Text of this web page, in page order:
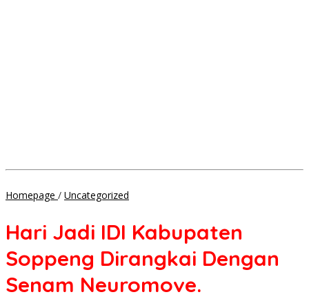
Homepage / Uncategorized
Kabupaten
Dirangkai
Dengan
Senam
Hari Jadi IDI Kabupaten
Soppeng Dirangkai Dengan
Senam Neuromove.